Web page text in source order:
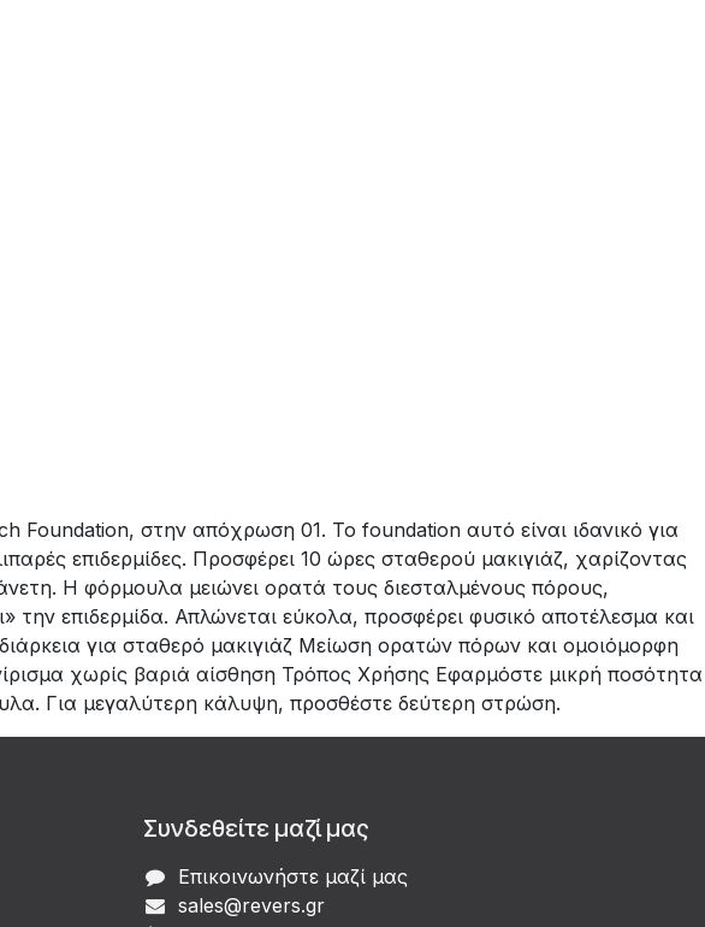
στην απόχρωση 01. Το foundation αυτό είναι ιδανικό για
επιδερμίδες. Προσφέρει 10 ώρες σταθερού μακιγιάζ, χαρίζοντας
Η φόρμουλα μειώνει ορατά τους διεσταλμένους πόρους,
επιδερμίδα. Απλώνεται εύκολα, προσφέρει φυσικό αποτέλεσμα και
για σταθερό μακιγιάζ Μείωση ορατών πόρων και ομοιόμορφη
χωρίς βαριά αίσθηση Τρόπος Χρήσης Εφαρμόστε μικρή ποσότητα
Για μεγαλύτερη κάλυψη, προσθέστε δεύτερη στρώση.
Συνδεθείτε μαζί μας
Επικοινωνήστε μαζί μας
sales@revers.gr